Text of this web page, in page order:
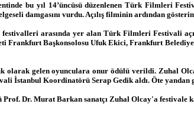
bu yıl 14’üncüsü düzenlenen Türk Filmleri
damgasını vurdu. Açılış filminin ardından
arasında yer alan Türk Filmleri Festivali
Frankfurt Başkonsolosu Ufuk Ekici, Frankfurt
olarak gelen oyunculara onur ödülü verildi. Zuhal
İstanbul Koordinatörü Serap Gedik aldı. Öte yandan
Dr. Murat Barkan sanatçı Zuhal Olcay'a festivale